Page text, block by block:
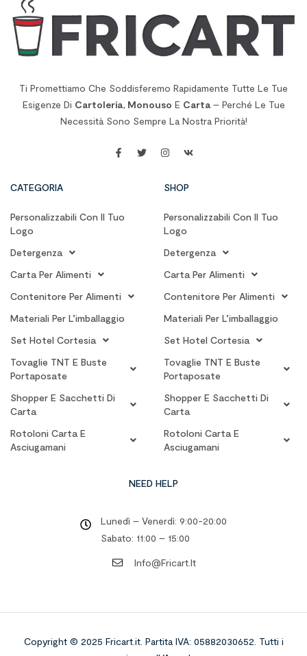
Ti Promettiamo Che Soddisferemo Rapidamente Tutte Le Tue
Esigenze Di Cartoleria, Monouso E Carta– Perché Le Tue
Necessità Sono Sempre La Nostra Priorità!
CATEGORIA
Personalizzabili Con Il Tuo
Logo
Detergenza
Carta Per Alimenti
Contenitore Per Alimenti
Materiali Per L’imballaggio
Set Hotel Cortesia
Tovaglie TNT E Buste
Portaposate
Shopper E Sacchetti Di
Carta
Rotoloni Carta E
Asciugamani
SHOP
Personalizzabili Con Il Tuo
Logo
Detergenza
Carta Per Alimenti
Contenitore Per Alimenti
Materiali Per L’imballaggio
Set Hotel Cortesia
Tovaglie TNT E Buste
Portaposate
Shopper E Sacchetti Di
Carta
Rotoloni Carta E
Asciugamani
NEED HELP
Lunedì – Venerdì: 9:00-20:00
Sabato: 11:00 – 15:00
Info@fricart.it
Copyright © 2025 Fricart.it. Partita IVA: 05882030652. Tutti i